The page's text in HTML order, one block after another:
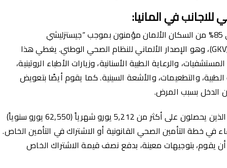
للاجانب في المانيا:
تأمين الصحة. حوالي 85% من السكان الألمان مؤمنون بموجب “جيستزليشي
كرانكنفيرسيشونغ” (GKV)، وهو الإصدار الألماني للنظام الصحي الوطني. يغطي هذا
والرعاية الطبية الأسنانية، وزيارات الأطباء الروتينية،
الطبية، والتطعيمات، والأشعة السينية. كما يقوم أيضًا بتعويض
الدخل بسبب المرض.
الأشخاص العاملين الذين يحصلون على أكثر من 5,212 يورو شهرياً (62,550 يورو سنوياً)
في خطة التأمين الصحي القانونية أو الاشتراك في التأمين الخاص.
يقوم، بتوجيهات معينة، بدفع نصف قيمة الاشتراك الخاص